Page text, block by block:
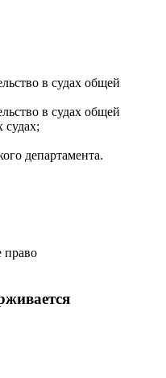
в судах общей
в судах общей
департамента.
право